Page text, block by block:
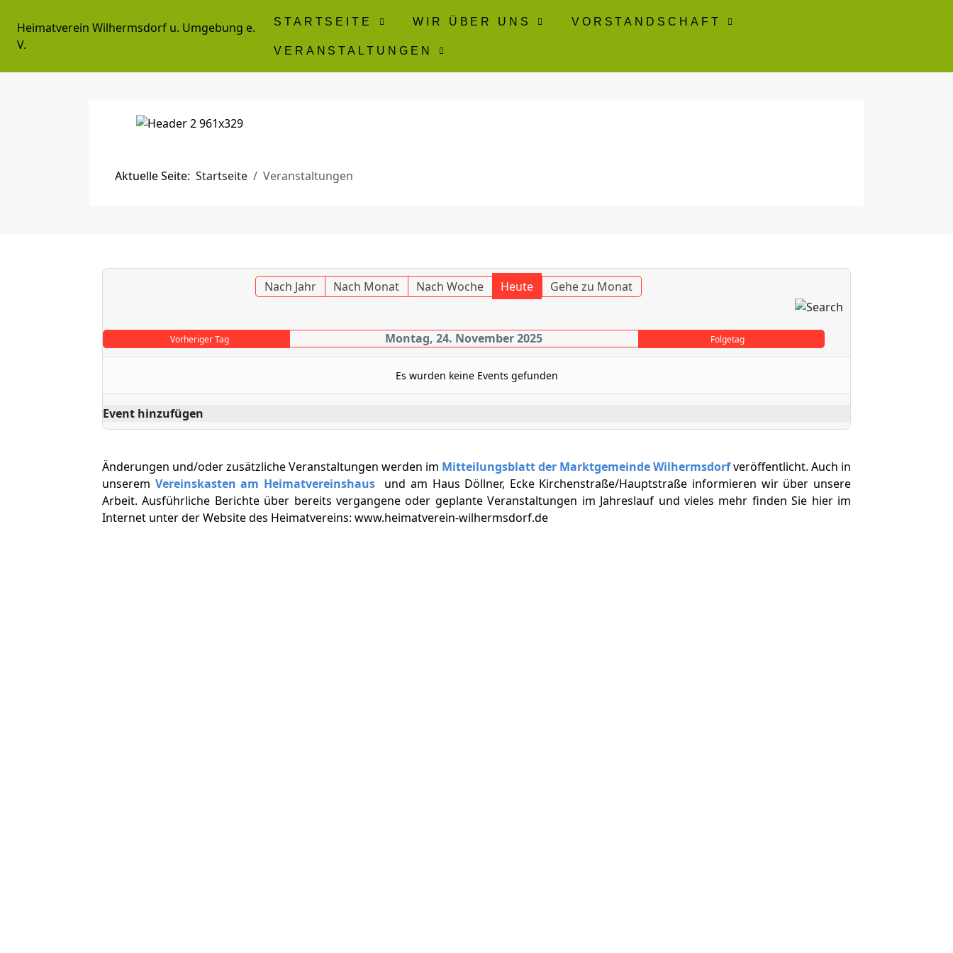
Heimatverein Wilhermsdorf u. Umgebung e.
V.
STARTSEITE WIR ÜBER UNS VORSTANDSCHAFT
VERANSTALTUNGEN
Aktuelle Seite: Startseite Veranstaltungen
Nach Jahr Nach Monat Nach Woche Heute Gehe zu Monat
Vorheriger Tag Montag, 24. November 2025 Folgetag
Es wurden keine Events gefunden
Event hinzufügen
Änderungen und/oder zusätzliche Veranstaltungen werden im Mitteilungsblatt der Marktgemeinde Wilhermsdorfveröffentlicht. Auch in
unserem Vereinskasten am Heimatvereinshaus
und am Haus Döllner, Ecke Kirchenstraße/Hauptstraße informieren wir über unsere
Arbeit. Ausführliche Berichte über bereits vergangene oder geplante Veranstaltungen im Jahreslauf und vieles mehr finden Sie hier im
Internet unter der Website des Heimatvereins: www.heimatverein-wilhermsdorf.de